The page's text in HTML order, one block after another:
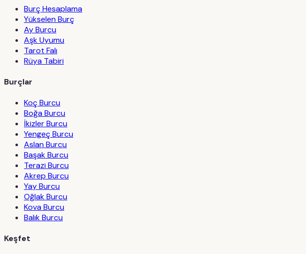
Burç Hesaplama
Yükselen Burç
Ay Burcu
Aşk Uyumu
Tarot Falı
Rüya Tabiri
Burçlar
Koç Burcu
Boğa Burcu
İkizler Burcu
Yengeç Burcu
Aslan Burcu
Başak Burcu
Terazi Burcu
Akrep Burcu
Yay Burcu
Oğlak Burcu
Kova Burcu
Balık Burcu
Keşfet